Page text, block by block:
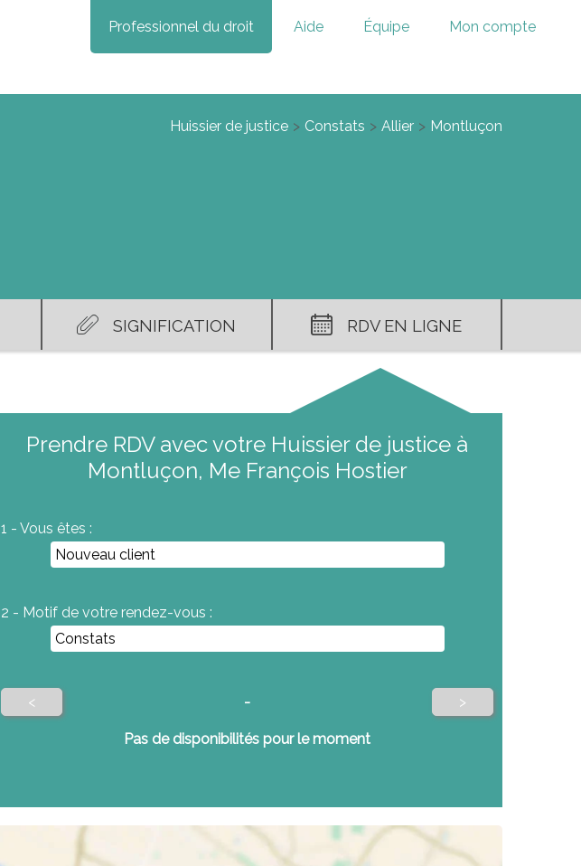
Professionnel du droit Aide Équipe Mon compte
Huissier de justice Constats Allier Montluçon
SIGNIFICATION RDV EN LIGNE
Prendre RDV avec votre Huissier de justice à
Montluçon, Me François Hostier
1 - Vous êtes :
2 - Motif de votre rendez-vous :
< - >
Pas de disponibilités pour le moment